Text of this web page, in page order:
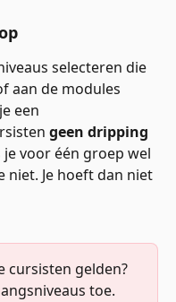
selecteren die
aan de modules
een
geen dripping
voor één groep wel
niet. Je hoeft dan niet
cursisten gelden?
toe.